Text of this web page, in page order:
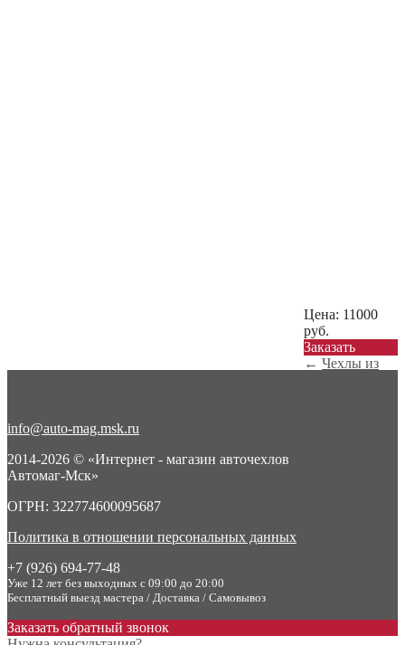
Цена: 11000
руб.
Заказать
← Чехлы из
info@auto-mag.msk.ru
2014-2026 © «Интернет - магазин авточехлов
Автомаг-Мск»
ОГРН: 322774600095687
Политика в отношении персональных данных
+7 (926) 694-77-48
Уже 12 лет без выходных с 09:00 до 20:00
Бесплатный выезд мастера / Доставка / Самовывоз
Заказать обратный звонок